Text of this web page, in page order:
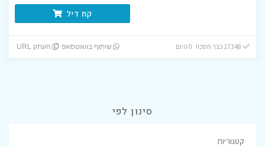
קח דיל
17348 כבר חסכו! 0 היום שיתוף בוואטסאפ העתק URL
סינון לפי
קטגוריות